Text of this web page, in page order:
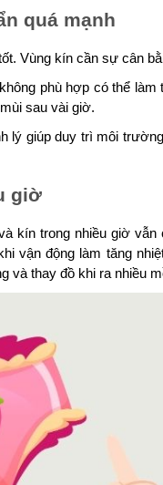
quá mạnh
Vùng kín cần sự cân
phù hợp có thể
sau vài giờ.
lý giúp duy trì môi
giờ
kín trong nhiều giờ
vận động làm tăng
và thay đồ khi ra nhiều